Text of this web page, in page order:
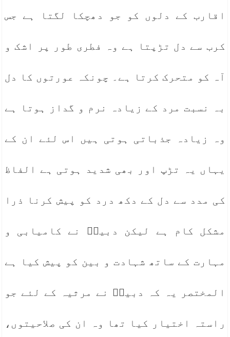
اقارب کے دلوں کو جو دھچکا لگتا ہے جس
کرب سے دل تڑپتا ہے وہ فطری طور پر اشک و
آہ کو متحرک کرتا ہے۔ چونکہ عورتوں کا دل
بہ نسبت مرد کے زیادہ نرم و گداز ہوتا ہے
وہ زیادہ جذباتی ہوتی ہیں اس لئے ان کے
یہاں یہ تڑپ اور بھی شدید ہوتی ہے الفاظ
کی مدد سے دل کے دکھ درد کو پیش کرنا ذرا
مشکل کام ہے لیکن دبیرؔ نے کامیابی و
مہارت کے ساتھ شہادت و بین کو پیش کیا ہے
المختصر یہ کہ دبیرؔ نے مرثیہ کے لئے جو
راستہ اختیار کیا تھا وہ ان کی صلاحیتوں،